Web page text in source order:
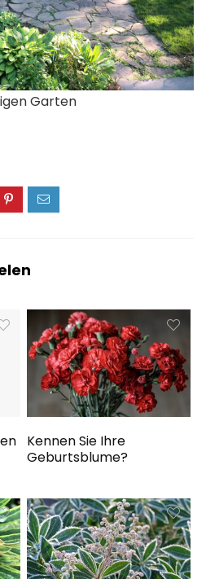
Garten
Kennen Sie Ihre
Geburtsblume?